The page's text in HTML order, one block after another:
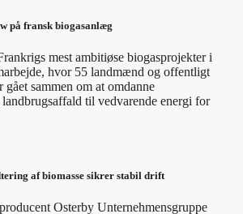
på fransk biogasanlæg
mest ambitiøse biogasprojekter i
hvor 55 landmænd og offentligt
gået sammen om at omdanne
til vedvarende energi for
af biomasse sikrer stabil drift
Osterby Unternehmensgruppe